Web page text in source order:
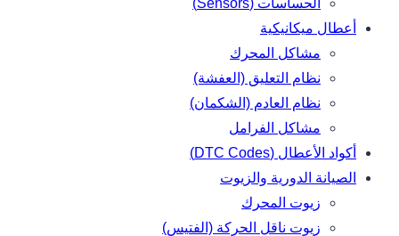
الحساسات (Sensors)
أعطال ميكانيكية
مشاكل المحرك
نظام التعليق (العفشة)
نظام العادم (الشكمان)
مشاكل الفرامل
أكواد الأعطال (DTC Codes)
الصيانة الدورية والزيوت
زيوت المحرك
زيوت ناقل الحركة (الفتيس)